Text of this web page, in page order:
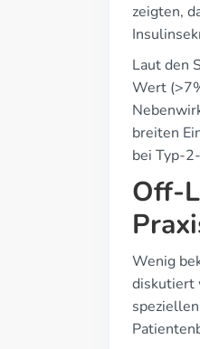
zeigten,
Laut den
Wert
breiten
bei Typ-
Off-
Wenig
diskutiert